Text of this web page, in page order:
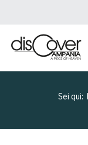
Sei qui: